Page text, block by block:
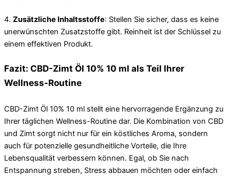
4. Zusätzliche Inhaltsstoffe: Stellen Sie sicher, dass es keine
unerwünschten Zusatzstoffe gibt. Reinheit ist der Schlüssel zu
einem effektiven Produkt.
Fazit: CBD-Zimt Öl 10% 10 ml als Teil Ihrer
Wellness-Routine
CBD-Zimt Öl 10% 10 ml stellt eine hervorragende Ergänzung zu
Ihrer täglichen Wellness-Routine dar. Die Kombination von CBD
und Zimt sorgt nicht nur für ein köstliches Aroma, sondern
auch für potenzielle gesundheitliche Vorteile, die Ihre
Lebensqualität verbessern können. Egal, ob Sie nach
Entspannung streben, Stress abbauen möchten oder einfach